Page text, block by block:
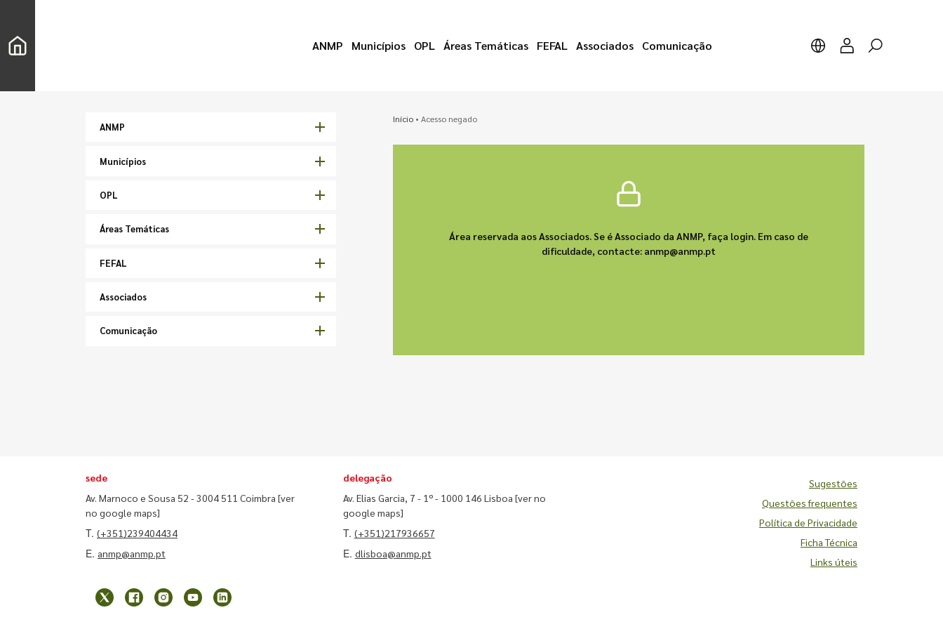
ANMP Municípios OPL Áreas Temáticas FEFAL Associados Comunicação
ANMP
Municípios
OPL
Áreas Temáticas
FEFAL
Associados
Comunicação
Início• Acesso negado
Área reservada aos Associados. Se é Associado da ANMP, faça login. Em caso de
dificuldade, contacte: anmp@anmp.pt
sede
Av. Marnoco e Sousa 52 - 3004 511 Coimbra [ver
no google maps]
T. (+351)239404434
E. anmp@anmp.pt
delegação
Av. Elias Garcia, 7 - 1º - 1000 146 Lisboa [ver no
google maps]
T. (+351)217936657
E. dlisboa@anmp.pt
Sugestões
Questões frequentes
Política de Privacidade
Ficha Técnica
Links úteis